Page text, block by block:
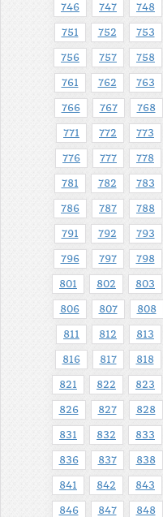
746 747 748
751 752 753
756 757 758
761 762 763
766 767 768
771 772 773
776 777 778
781 782 783
786 787 788
791 792 793
796 797 798
801 802 803
806 807 808
811 812 813
816 817 818
821 822 823
826 827 828
831 832 833
836 837 838
841 842 843
846 847 848